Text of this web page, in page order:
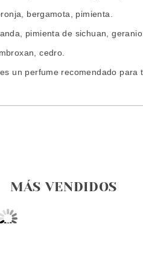
bergamota, pimienta.
pimienta de sichuan,
cedro.
un perfume recomendado
MÁS VENDIDOS